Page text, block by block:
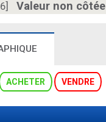
Valeur non côtée
ACHETER VENDRE